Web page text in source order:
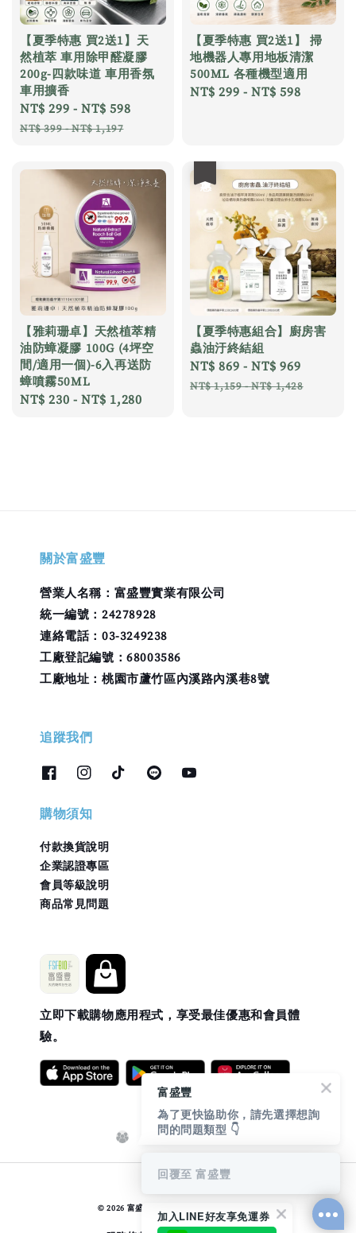
【夏季特惠 買2送1】天
然植萃 車用除甲醛凝膠
200g-四款味道 車用香氛
車用擴香
Sale
price
NT$ 299 -NT$ 598
NT$ 399-NT$ 1,197
【夏季特惠 買2送1】 掃
地機器人專用地板清潔
500ML 各種機型適用
Regular
NT$ 299 -NT$ 598
【雅莉珊卓】天然植萃精
油防蟑凝膠 100G (4坪空
間/適用一個)-6入再送防
蟑噴霧50ML
Regular
NT$ 230 -NT$ 1,280
【夏季特惠組合】廚房害
蟲油汙終結組
Sale
price
NT$ 869 -NT$ 969
NT$ 1,159-NT$ 1,428
關於富盛豐
營業人名稱：富盛豐實業有限公司
統一編號：24278928
連絡電話：03-3249238
工廠登記編號：68003586
工廠地址：桃園市蘆竹區內溪路內溪巷8號
追蹤我們
購物須知
付款換貨說明
企業認證專區
會員等級說明
商品常見問題
立即下載購物應用程式，享受最佳優惠和會員體
驗。
© 2026 富盛豐. Powered by EasyStore
加入LINE好友享免運券
富盛豐
為了更快協助你，請先選擇想詢
問的問題類型 👇
回覆至 富盛豐